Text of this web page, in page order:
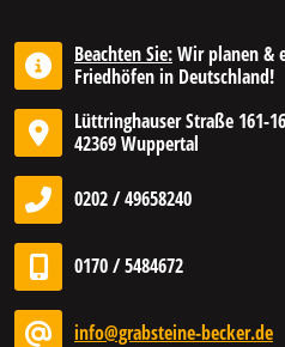
Beachten Sie:Wir planen &
Friedhöfen in Deutschland!
Lüttringhauser Straße 161-
42369 Wuppertal
0202 / 49658240
0170 / 5484672
info@grabsteine-becker.de